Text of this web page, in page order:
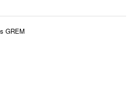
GREM